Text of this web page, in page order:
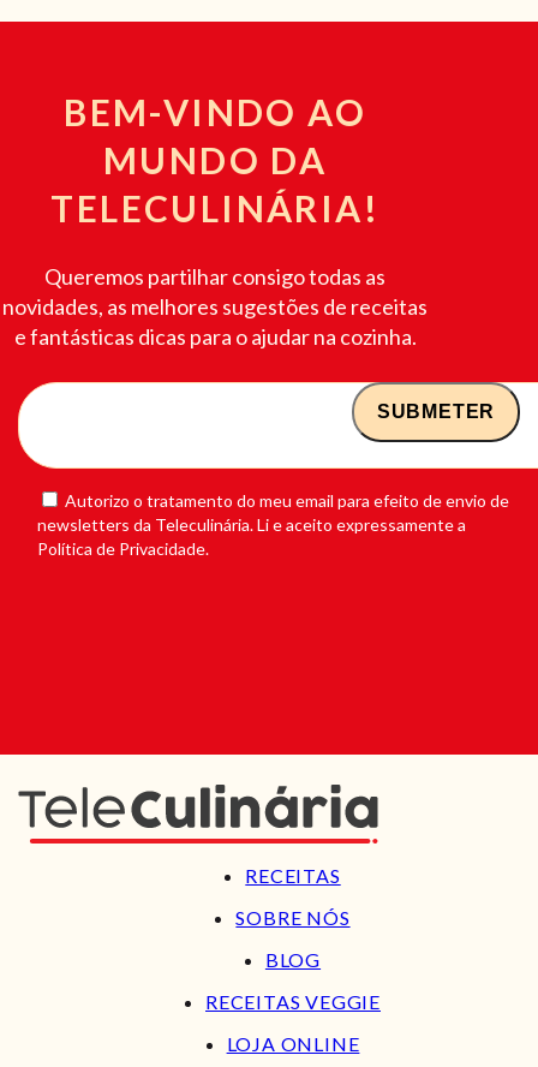
BEM-VINDO AO
MUNDO DA
TELECULINÁRIA!
Queremos partilhar consigo todas as
novidades, as melhores sugestões de receitas
e fantásticas dicas para o ajudar na cozinha.
Autorizo o tratamento do meu email para efeito de envio de
newsletters da Teleculinária. Li e aceito expressamente a
Política de Privacidade.
RECEITAS
SOBRE NÓS
BLOG
RECEITAS VEGGIE
LOJA ONLINE